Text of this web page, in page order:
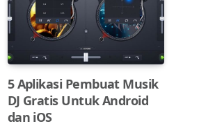
5 Aplikasi Pembuat Musik
DJ Gratis Untuk Android
dan iOS